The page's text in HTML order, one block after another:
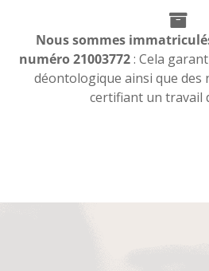
Nous sommes
numéro 21003772: Cela
déontologique ainsi que des
certifiant un travail